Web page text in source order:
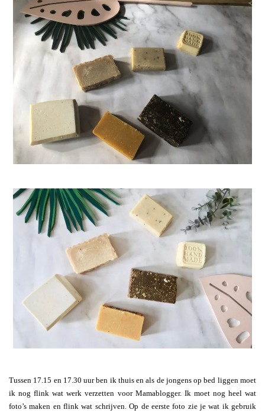
Tussen 17.15 en 17.30 uur ben ik thuis en als de jongens op bed liggen moet
ik nog flink wat werk verzetten voor Mamablogger. Ik moet nog heel wat
foto’s maken en flink wat schrijven. Op de eerste foto zie je wat ik gebruik